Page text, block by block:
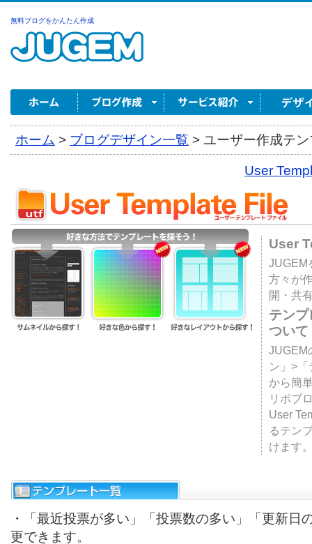
無料ブログをかんたん作成
ホーム > ブログデザイン一覧 > ユーザー作成テ
User
User
JUGEM
方々が
開・共
テン
ついて
JUGEM
ン」>
から簡
リポブ
User
るテン
けます
・「最近投票が多い」「投票数の多い」「更新日
更できます。